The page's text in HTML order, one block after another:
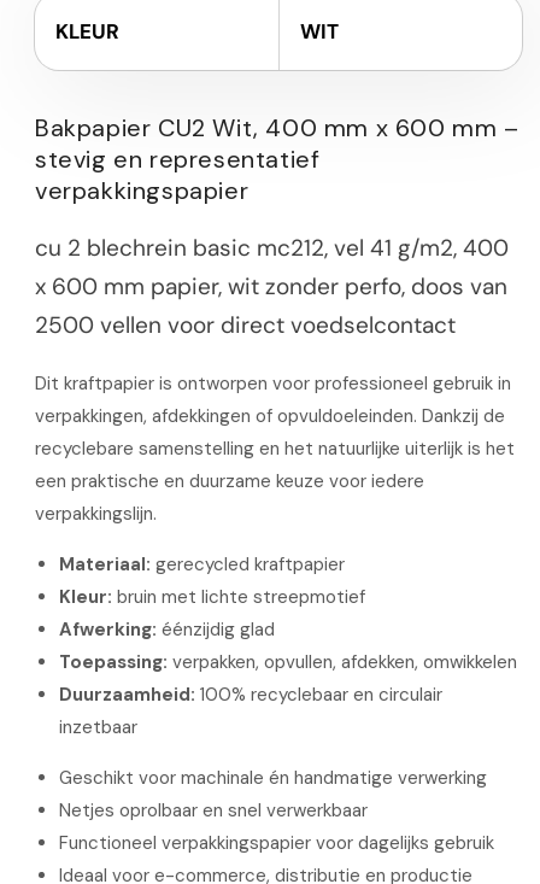
KLEUR WIT
Bakpapier CU2 Wit, 400 mm x 600 mm –
stevig en representatief
verpakkingspapier
cu 2 blechrein basic mc212, vel 41 g/m2, 400
x 600 mm papier, wit zonder perfo, doos van
2500 vellen voor direct voedselcontact
Dit kraftpapier is ontworpen voor professioneel gebruik in
verpakkingen, afdekkingen of opvuldoeleinden. Dankzij de
recyclebare samenstelling en het natuurlijke uiterlijk is het
een praktische en duurzame keuze voor iedere
verpakkingslijn.
Materiaal: gerecycled kraftpapier
Kleur: bruin met lichte streepmotief
Afwerking: éénzijdig glad
Toepassing: verpakken, opvullen, afdekken, omwikkelen
Duurzaamheid: 100% recyclebaar en circulair
inzetbaar
Geschikt voor machinale én handmatige verwerking
Netjes oprolbaar en snel verwerkbaar
Functioneel verpakkingspapier voor dagelijks gebruik
Ideaal voor e-commerce, distributie en productie